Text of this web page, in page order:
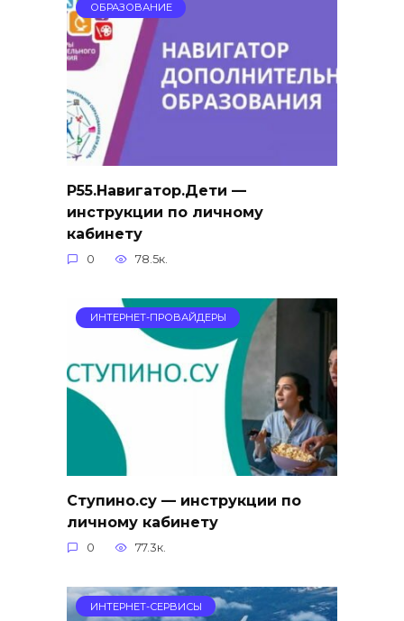
ОБРАЗОВАНИЕ
Р55.Навигатор.Дети —
инструкции по личному
кабинету
0 78.5к.
ИНТЕРНЕТ-ПРОВАЙДЕРЫ
Ступино.су — инструкции по
личному кабинету
0 77.3к.
ИНТЕРНЕТ-СЕРВИСЫ